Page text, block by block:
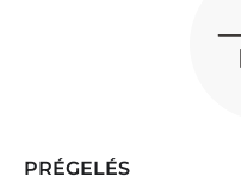
PRÉGELÉS